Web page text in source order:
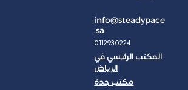
info@steadypace
.sa
0112930224
المكتب الرئيسي في
الرياض
مكتب جدة